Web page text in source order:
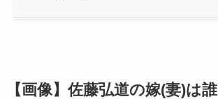
【画像】佐藤弘道の嫁(妻)は